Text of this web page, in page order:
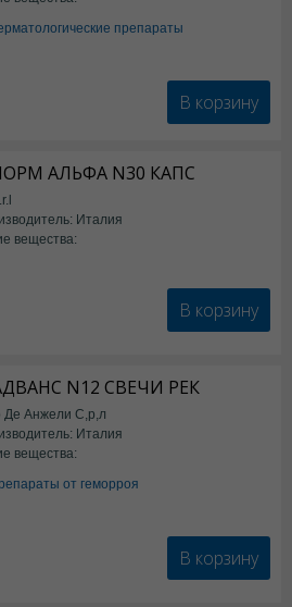
препараты
В корзину
АЛЬФА N30 КАПС
Италия
вещества:
В корзину
N12 СВЕЧИ РЕК
Де Анжели С,р,л
Италия
вещества:
от геморроя
В корзину